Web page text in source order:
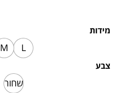
מידות
L
M
צבע
שחור